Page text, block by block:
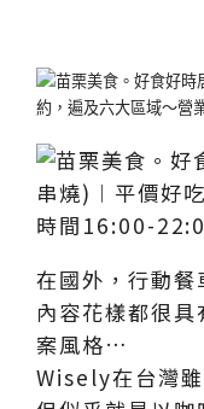
在國外，行動
內容花樣都很
案風格…
Wisely在台灣雖